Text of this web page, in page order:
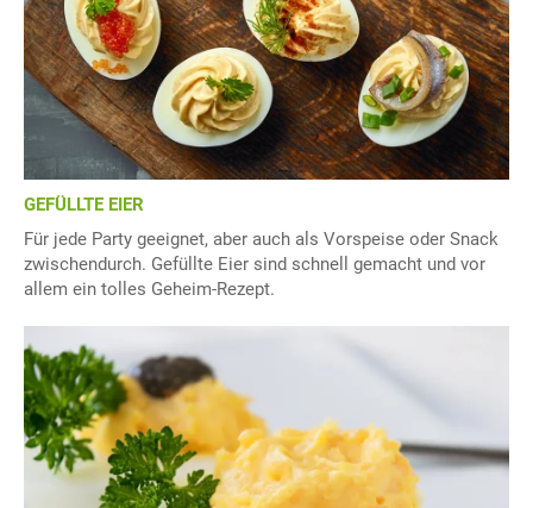
GEFÜLLTE EIER
Für jede Party geeignet, aber auch als Vorspeise oder Snack
zwischendurch. Gefüllte Eier sind schnell gemacht und vor
allem ein tolles Geheim-Rezept.